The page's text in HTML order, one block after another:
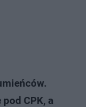
CPK, a